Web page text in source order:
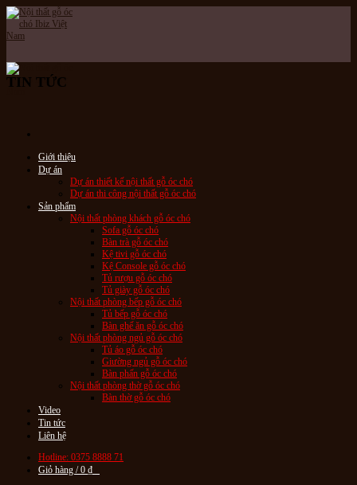
Skip
content
Giới thiệu
Dự án
Dự án thiết kế nội thất gỗ óc chó
Dự án thi công nội thất gỗ óc chó
Sản phẩm
Nội thất phòng khách gỗ óc chó
Sofa gỗ óc chó
Bàn trà gỗ óc chó
Kệ tivi gỗ óc chó
Kệ Console gỗ óc chó
Tủ rượu gỗ óc chó
Tủ giày gỗ óc chó
Nội thất phòng bếp gỗ óc chó
Tủ bếp gỗ óc chó
Bàn ghế ăn gỗ óc chó
Nội thất phòng ngủ gỗ óc chó
Tủ áo gỗ óc chó
Giường ngủ gỗ óc chó
Bàn phấn gỗ óc chó
Nội thất phòng thờ gỗ óc chó
Bàn thờ gỗ óc chó
Video
Tin tức
Liên hệ
Hotline: 0375 8888 71
Giỏ hàng /0 ₫
TIN TỨC